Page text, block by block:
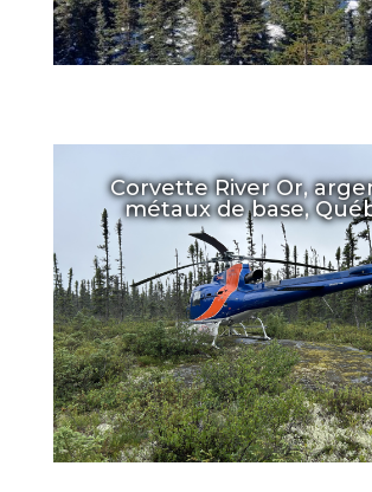
Corvette River Or,
métaux de base,